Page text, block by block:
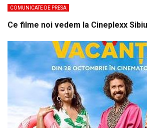
COMUNICATE DE PRESA
Ce filme noi vedem la Cineplexx